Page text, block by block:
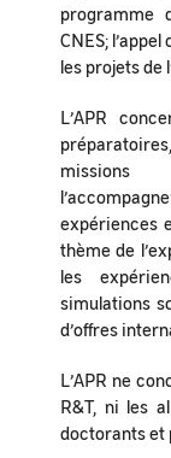
programme
CNES;
les projets de
L’APR
missions
expériences
thème de
les
simulations
d’offres
L’APR ne
R&T, ni les
doctorants et